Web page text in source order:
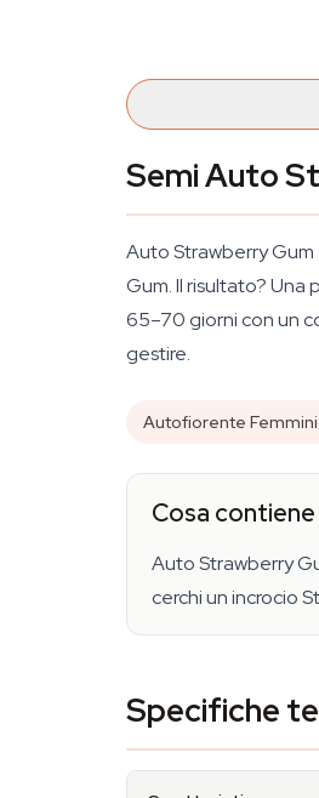
Semi Auto
Auto Strawberry
Gum. Il risultato?
65–70 giorni con un
gestire.
Autofiorente
Cosa
Auto Strawberry
cerchi un incrocio
Specifiche